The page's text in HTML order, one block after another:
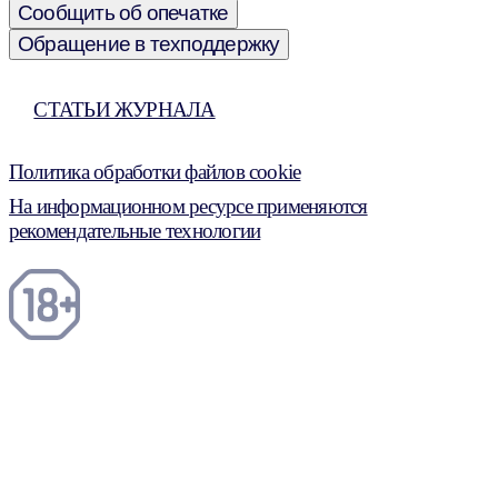
Сообщить об опечатке
Обращение в техподдержку
СТАТЬИ ЖУРНАЛА
Политика обработки файлов cookie
На информационном ресурсе применяются
рекомендательные технологии